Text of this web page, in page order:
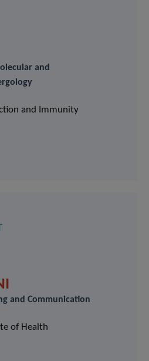
and
and Immunity
and Communication
of Health